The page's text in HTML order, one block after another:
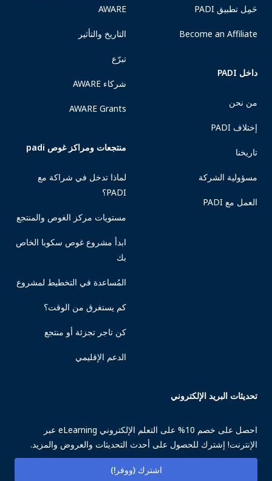
حَمِل تطبيق PADI
Become an Affiliate
داخل PADI
من نحن
إختلاف PADI
تاريخنا
مسؤولية الشركة
العمل مع PADI
AWARE
التاريخ والتأثير
تبرّع
شركاء AWARE
AWARE Grants
منتجعات ومراكز غوص padi
لماذا تدخل في شراكة مع
PADI؟
مستويات مركز الغوص والمنتجع
ابدأ مشروع غوص سكوبا الخاص
بك
المُساعدة في التخطيط لمشروع
كم يستغرق من الوقت؟
كن تاجر تجزئة أو منتجع
الدعم الإقليمي
تحديثات البريد الإلكتروني
احصل على خصم 10% على التعلم الإلكتروني eLearning عبر
الإنترنت! إشترك للحصول على أحدث التحديثات والعروض والمزيد.
اشترك (ووفر!)